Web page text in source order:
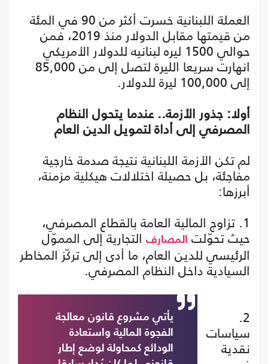
العملة اللبنانية خسرت أكثر من 90 في المئة
من قيمتها مقابل الدولار منذ 2019، فمن
حوالي 1500 ليره لبنانيه للدولار الأمريكي
انهارت سريعا الليرة لتصل إلى من 85,000
إلى 100,000 ليرة للدولار.
أولا: جذور الأزمة.. عندما يتحول النظام
المصرفي إلى أداة لتمويل الدين العام
لم تكن الأزمة اللبنانية نتيجة صدمة خارجية
مفاجئة، بل حصيلة اختلالات هيكلية مزمنة،
أبرزها:
1. تزاوج المالية العامة بالقطاع المصرفي،
حيث تحوّلت المصارف التجارية إلى المموّل
الرئيسي للدين العام، ما أدى إلى تركّز المخاطر
السيادية داخل النظام المصرفي.
يأتي مشروع قانون معالجة
الفجوة المالية واستعادة
الودائع كمحاولة لوضع إطار
2.
سياسات
نقدية